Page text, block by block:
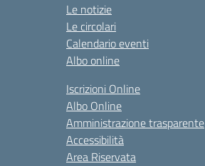
Le notizie
Le circolari
Calendario eventi
Albo online
Iscrizioni Online
Albo Online
Amministrazione trasparente
Accessibilità
Area Riservata